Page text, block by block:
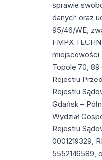
sprawie
danych oraz
95/46/WE,
FMPX
miejscowości
Topole 70,
Rejestru
Rejestru
Gdańsk –
Wydział
Rejestru
0001219329,
5552146589,